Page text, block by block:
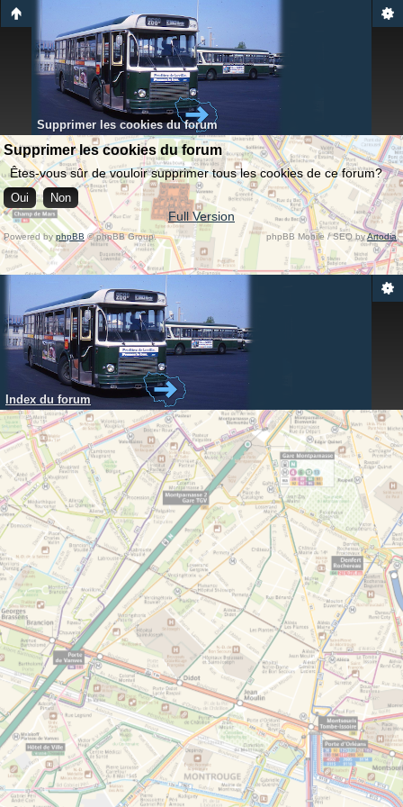
Supprimer les cookies du forum
Supprimer les cookies du forum
Êtes-vous sûr de vouloir supprimer tous les cookies de ce forum?
Full Version
Powered byphpBB © phpBB Group. phpBB Mobile / SEO byArtodia.
Index du forum